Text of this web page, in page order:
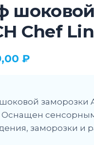
Chef
₽
заморозки
Оснащен
заморозки и